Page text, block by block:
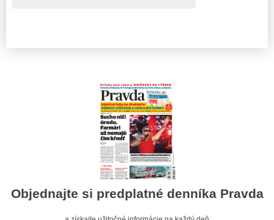
Objednajte si predplatné denníka Pravda